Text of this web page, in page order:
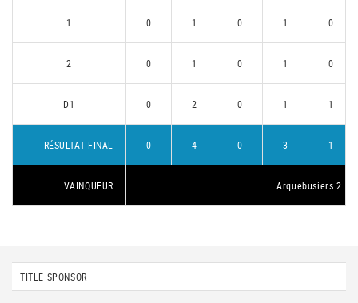
1 0 1 0 1 0
2 0 1 0 1 0
D1 0 2 0 1 1
RÉSULTAT FINAL 0 4 0 3 1
VAINQUEUR Arquebusiers 2
TITLE SPONSOR